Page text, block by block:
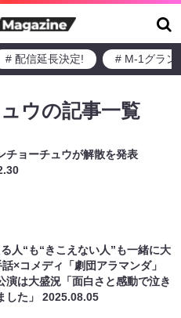
# 配信延長決定! # M-1グラン
ウの記事一覧
チョーチュウが解散を発表
人“も“きこえない人”も一緒に大
×コメディ「劇団アラマンダ」
演は大盛況「面白さと感動で泣き
した」2025.08.05